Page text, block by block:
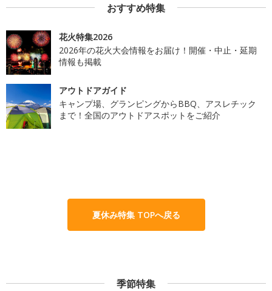
おすすめ特集
花火特集2026
2026年の花火大会情報をお届け！開催・中止・延期
情報も掲載
アウトドアガイド
キャンプ場、グランピングからBBQ、アスレチック
まで！全国のアウトドアスポットをご紹介
夏休み特集 TOPへ戻る
季節特集